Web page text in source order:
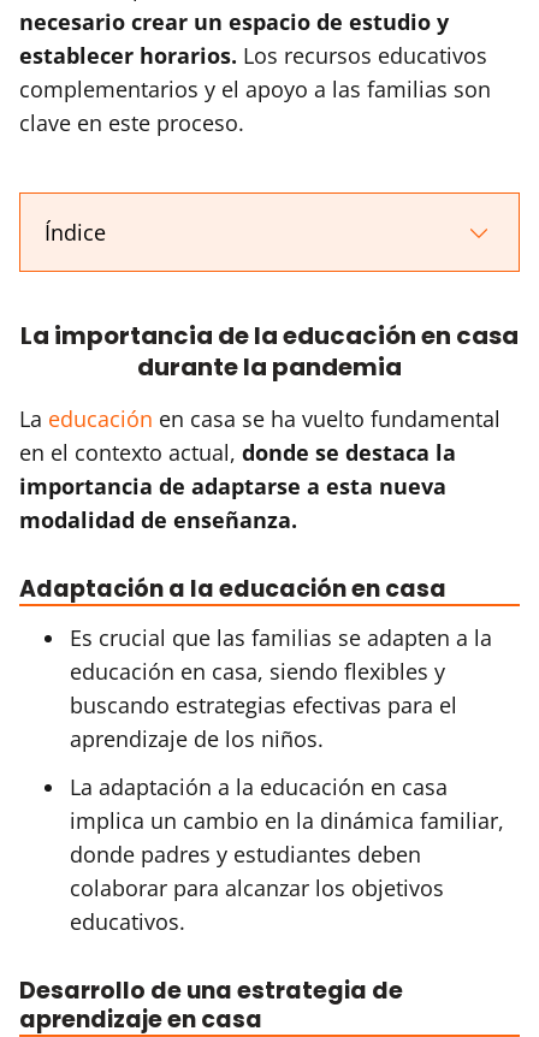
necesario crear un espacio de estudio y
establecer horarios. Los recursos educativos
complementarios y el apoyo a las familias son
clave en este proceso.
Índice
La importancia de la educación en casa
durante la pandemia
La educación en casa se ha vuelto fundamental
en el contexto actual, donde se destaca la
importancia de adaptarse a esta nueva
modalidad de enseñanza.
Adaptación a la educación en casa
Es crucial que las familias se adapten a la
educación en casa, siendo flexibles y
buscando estrategias efectivas para el
aprendizaje de los niños.
La adaptación a la educación en casa
implica un cambio en la dinámica familiar,
donde padres y estudiantes deben
colaborar para alcanzar los objetivos
educativos.
Desarrollo de una estrategia de
aprendizaje en casa